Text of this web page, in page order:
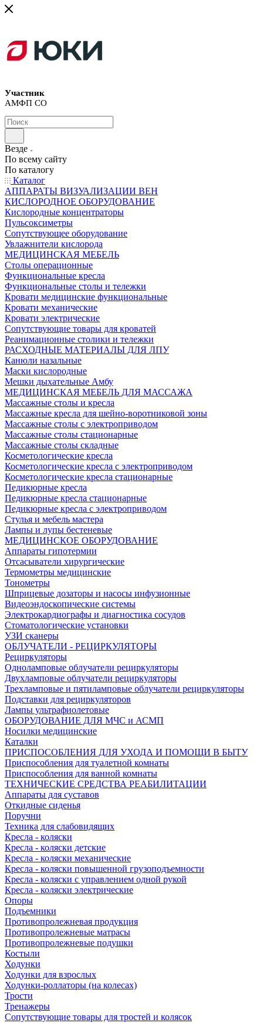
Участник
АМФП СО
Везде
По всему сайту
По каталогу
Каталог
АППАРАТЫ ВИЗУАЛИЗАЦИИ ВЕН
КИСЛОРОДНОЕ ОБОРУДОВАНИЕ
Кислородные концентраторы
Пульсоксиметры
Сопутствующее оборудование
Увлажнители кислорода
МЕДИЦИНСКАЯ МЕБЕЛЬ
Столы операционные
Функциональные кресла
Функциональные столы и тележки
Кровати медицинские функциональные
Кровати механические
Кровати электрические
Сопутствующие товары для кроватей
Реанимационные столики и тележки
РАСХОДНЫЕ МАТЕРИАЛЫ ДЛЯ ЛПУ
Канюли назальные
Маски кислородные
Мешки дыхательные Амбу
МЕДИЦИНСКАЯ МЕБЕЛЬ ДЛЯ МАССАЖА
Массажные столы и кресла
Массажные кресла для шейно-воротниковой зоны
Массажные столы с электроприводом
Массажные столы стационарные
Массажные столы складные
Косметологические кресла
Косметологические кресла с электроприводом
Косметологические кресла стационарные
Педикюрные кресла
Педикюрные кресла стационарные
Педикюрные кресла с электроприводом
Стулья и мебель мастера
Лампы и лупы бестеневые
МЕДИЦИНСКОЕ ОБОРУДОВАНИЕ
Аппараты гипотермии
Отсасыватели хирургические
Термометры медицинские
Тонометры
Шприцевые дозаторы и насосы инфузионные
Видеоэндоскопические системы
Электрокардиографы и диагностика сосудов
Стоматологические установки
УЗИ сканеры
ОБЛУЧАТЕЛИ - РЕЦИРКУЛЯТОРЫ
Рециркуляторы
Одноламповые облучатели рециркуляторы
Двухламповые облучатели рециркуляторы
Трехламповые и пятиламповые облучатели рециркуляторы
Подставки для рециркуляторов
Лампы ультрафиолетовые
ОБОРУДОВАНИЕ ДЛЯ МЧС и АСМП
Носилки медицинские
Каталки
ПРИСПОСОБЛЕНИЯ ДЛЯ УХОДА И ПОМОЩИ В БЫТУ
Приспособления для туалетной комнаты
Приспособления для ванной комнаты
ТЕХНИЧЕСКИЕ СРЕДСТВА РЕАБИЛИТАЦИИ
Аппараты для суставов
Откидные сиденья
Поручни
Техника для слабовидящих
Кресла - коляски
Кресла - коляски детские
Кресла - коляски механические
Кресла - коляски повышенной грузоподъемности
Кресла - коляски с управлением одной рукой
Кресла - коляски электрические
Опоры
Подъемники
Противопролежневая продукция
Противопролежневые матрасы
Противопролежневые подушки
Костыли
Ходунки
Ходунки для взрослых
Ходунки-роллаторы (на колесах)
Трости
Тренажеры
Сопутствующие товары для тростей и колясок